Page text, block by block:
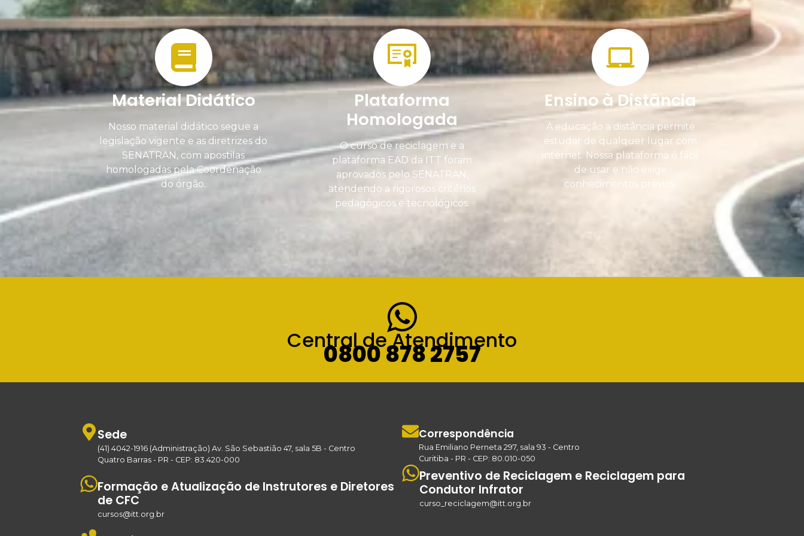
Material Didático
Nosso material didático segue a
legislação vigente e as diretrizes do
SENATRAN, com apostilas
homologadas pela Coordenação
do órgão.
Plataforma
Homologada
O curso de reciclagem e a
plataforma EAD da ITT foram
aprovados pelo SENATRAN,
atendendo a rigorosos critérios
pedagógicos e tecnológicos.
Ensino à Distância
A educação a distância permite
estudar de qualquer lugar com
internet. Nossa plataforma é fácil
de usar e não exige
conhecimentos prévios.
Central de Atendimento
0800 878 2757
Sede
(41) 4042-1916 (Administração) Av. São Sebastião 47, sala 5B - Centro
Quatro Barras - PR - CEP: 83.420-000
Formação e Atualização de Instrutores e Diretores
de CFC
cursos@itt.org.br
Correspondência
Rua Emiliano Perneta 297, sala 93 - Centro
Curitiba - PR - CEP: 80.010-050
Preventivo de Reciclagem e Reciclagem para
Condutor Infrator
curso_reciclagem@itt.org.br